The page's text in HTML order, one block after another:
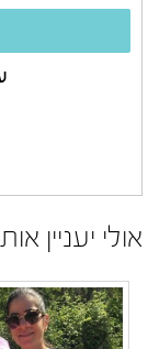
אולי יעניין